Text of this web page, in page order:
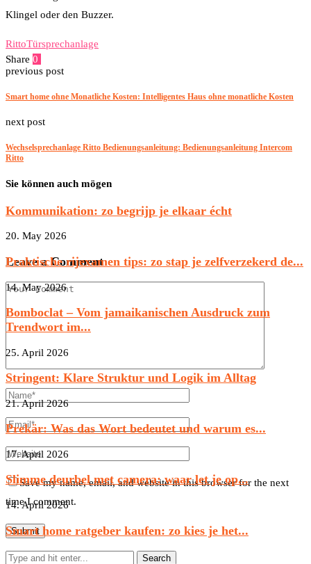
Klingel oder den Buzzer.
RittoTürsprechanlage
Share 0
previous post
Smart home ohne Monatliche Kosten: Intelligentes Haus ohne monatliche Kosten
next post
Wechselsprechanlage Ritto Bedienungsanleitung: Bedienungsanleitung Intercom
Ritto
Sie können auch mögen
Kommunikation: zo begrijp je elkaar écht
20. May 2026
Praktische rijexamen tips: zo stap je zelfverzekerd de...
14. May 2026
Bomboclat – Vom jamaikanischen Ausdruck zum
Trendwort im...
25. April 2026
Stringent: Klare Struktur und Logik im Alltag
21. April 2026
Prekär: Was das Wort bedeutet und warum es...
17. April 2026
Slimme deurbel met camera: waar let je op...
14. April 2026
Smart home ratgeber kaufen: zo kies je het...
8. April 2026
Leave a Comment
Save my name, email, and website in this browser for the next
time I comment.